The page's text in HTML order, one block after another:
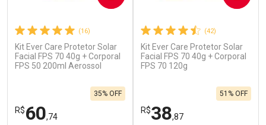
Ativar Desconto
Por R$ 115,77/cada
Comprar sem Desconto
Ativar Desconto
Por R$ 104,55/cada
Comprar sem Desconto
(16)
Kit Ever Care Protetor Solar
Facial FPS 70 40g + Corporal
FPS 50 200ml Aerossol
R$60,74
35% OFF
(42)
Kit Ever Care Protetor Solar
Facial FPS 70 40g + Corporal
FPS 70 120g
R$38,87
51% OFF